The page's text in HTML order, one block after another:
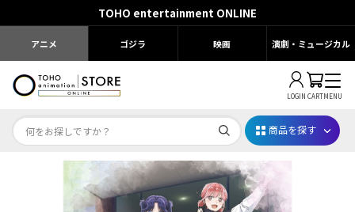
TOHO entertainment ONLINE
アニメ ゴジラ 映画 演劇・ミュージカル
LOGIN CARTMENU
Dr.STONE STONE FES.2026
商品を探す